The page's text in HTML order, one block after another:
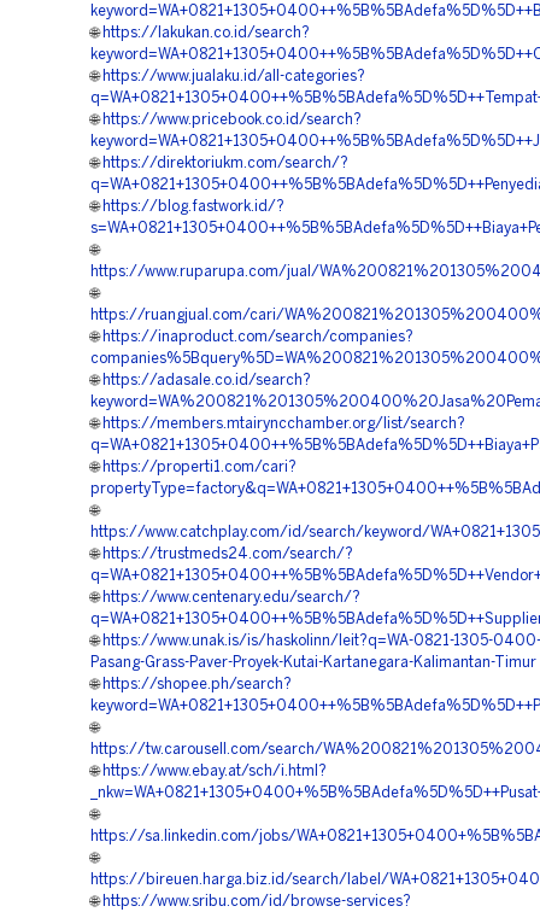
🌐 https://lakukan.co.id/search?
🌐 https://www.jualaku.id/all-categories?
🌐 https://www.pricebook.co.id/search?
🌐 https://direktoriukm.com/search/?
🌐 https://blog.fastwork.id/?
🌐
https://www.ruparupa.com/jual/
🌐
https://ruangjual.com/cari/
🌐 https://inaproduct.com/search/companies?
🌐 https://adasale.co.id/search?
🌐 https://members.mtairyncchamber.org/list/search?
🌐 https://properti1.com/cari?
🌐
https://www.catchplay.com/id/search/keyword/
🌐 https://trustmeds24.com/search/?
🌐 https://www.centenary.edu/search/?
🌐 https://www.unak.is/is/haskolinn/leit?q=WA-0821-1305-
Pasang-Grass-Paver-Proyek-Kutai-Kartanegara-Kalimantan-Timur
🌐 https://shopee.ph/search?
🌐
https://tw.carousell.com/search/
🌐 https://www.ebay.at/sch/i.html?
🌐
https://sa.linkedin.com/jobs/
🌐
https://bireuen.harga.biz.id/search/label/
🌐 https://www.sribu.com/id/browse-services?